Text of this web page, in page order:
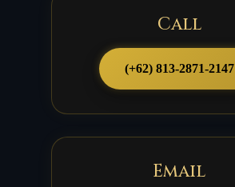
Call
(+62) 813-2871-2147
Email